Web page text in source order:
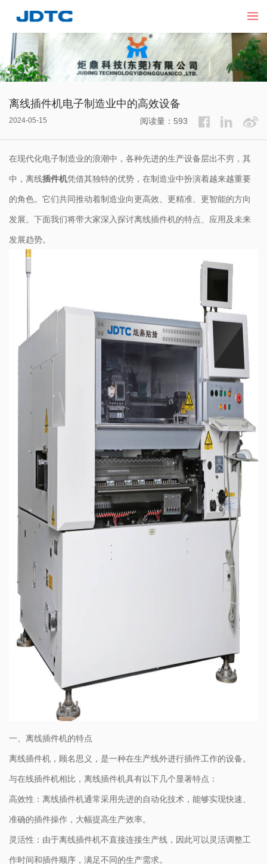
离线插件机电子制造业中的高效设备
2024-05-15 阅读量：593
在现代化电子制造业的浪潮中，各种先进的生产设备层出不穷，其
中，离线插件机凭借其独特的优势，在制造业中扮演着越来越重要
的角色。它们共同推动着制造业向更高效、更精准、更智能的方向
发展。下面我们将带大家深入探讨离线插件机的特点、应用及未来
发展趋势。
一、离线插件机的特点
离线插件机，顾名思义，是一种在生产线外进行插件工作的设备。
与在线插件机相比，离线插件机具有以下几个显著特点：
高效性：离线插件机通常采用先进的自动化技术，能够实现快速、
准确的插件操作，大幅提高生产效率。
灵活性：由于离线插件机不直接连接生产线，因此可以灵活调整工
作时间和插件顺序，满足不同的生产需求。